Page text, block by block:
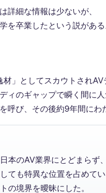
詳細な情報は少ないが、
を卒業したという説があ
」としてスカウトされAV
ィのギャップで瞬く間に
呼び、その後約9年間に
本のAV業界にとどまらず
ても特異な位置を占めて
の境界を曖昧にした。